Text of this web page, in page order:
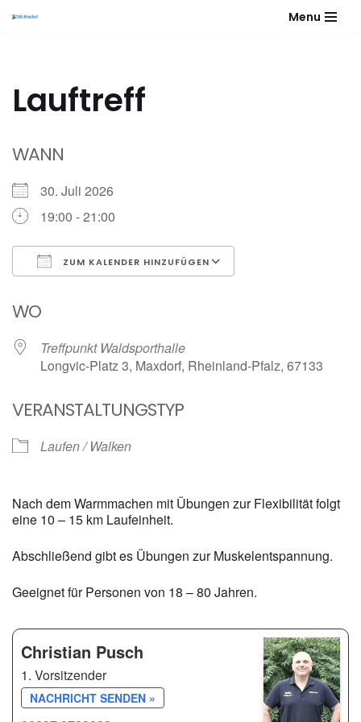
Menu
Lauftreff
WANN
30. Juli 2026
19:00 - 21:00
ZUM KALENDER HINZUFÜGEN
WO
Treffpunkt Waldsporthalle
Longvic-Platz 3, Maxdorf, Rheinland-Pfalz, 67133
VERANSTALTUNGSTYP
Laufen / Walken
Nach dem Warmmachen mit Übungen zur Flexibilität folgt
eine 10 – 15 km Laufeinheit.
Abschließend gibt es Übungen zur Muskelentspannung.
Geeignet für Personen von 18 – 80 Jahren.
Christian Pusch
1. Vorsitzender
NACHRICHT SENDEN »